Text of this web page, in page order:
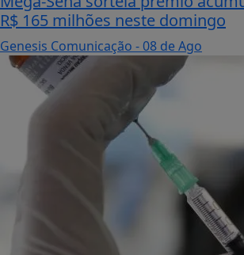
R$ 165 milhões neste domingo
Genesis Comunicação - 08 de Ago